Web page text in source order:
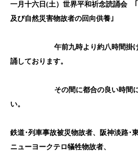
一月十六日(土）世界平和祈念読誦会 ｢
及び自然災害物故者の回向供養｣
午前九時より約八時間掛
誦しております。
その間に都合の良い時間
い。
鉄道･列車事故被災物故者、阪神淡路･
ニューヨークテロ犠牲物故者、